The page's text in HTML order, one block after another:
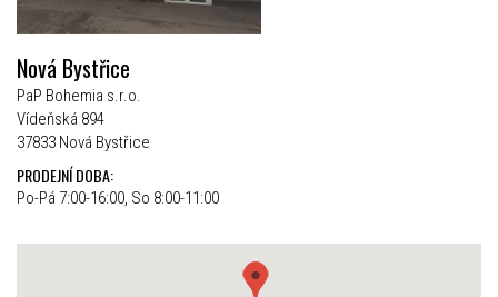
Nová Bystřice
PaP Bohemia s.r.o.
Vídeňská 894
37833 Nová Bystřice
PRODEJNÍ DOBA:
Po-Pá 7:00-16:00, So 8:00-11:00